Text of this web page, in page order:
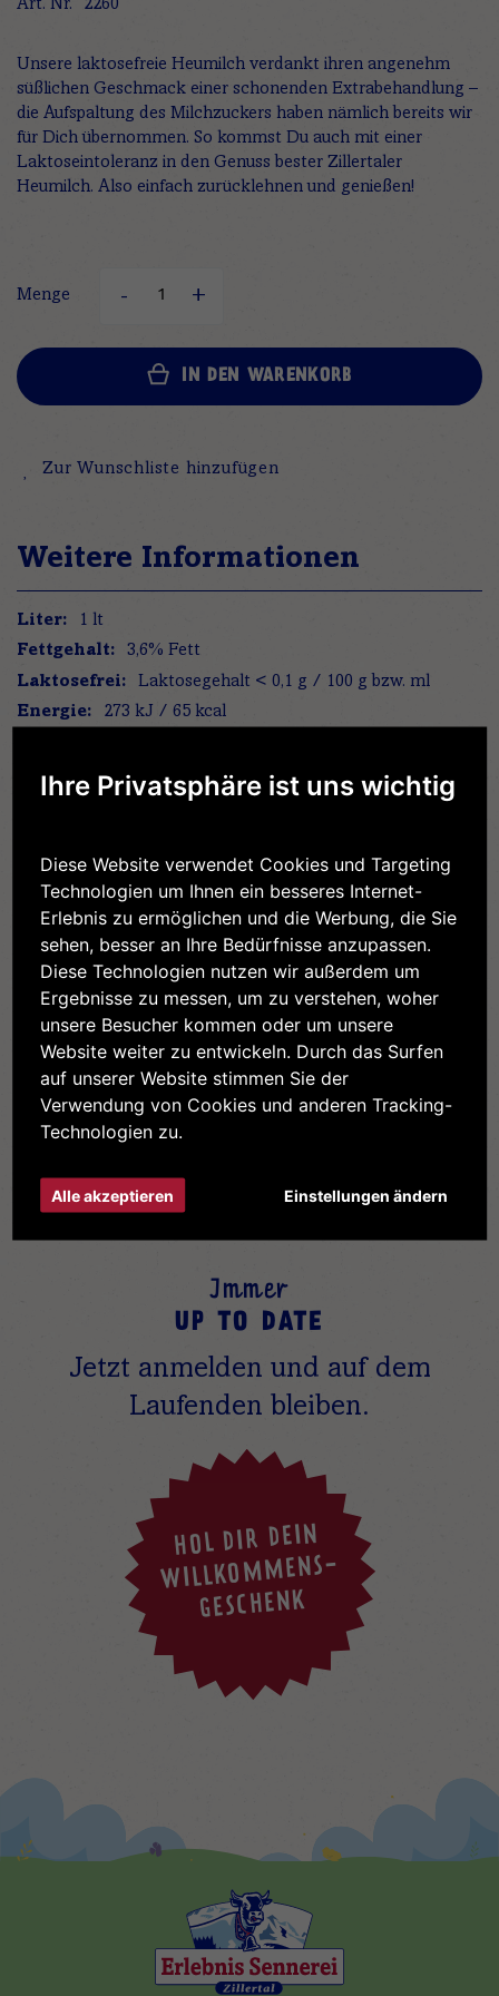
Ihre Privatsphäre ist uns wichtig
Diese Website verwendet Cookies und Targeting
Technologien um Ihnen ein besseres Internet-
Erlebnis zu ermöglichen und die Werbung, die Sie
sehen, besser an Ihre Bedürfnisse anzupassen.
Diese Technologien nutzen wir außerdem um
Ergebnisse zu messen, um zu verstehen, woher
unsere Besucher kommen oder um unsere
Website weiter zu entwickeln. Durch das Surfen
auf unserer Website stimmen Sie der
Verwendung von Cookies und anderen Tracking-
Technologien zu.
Alle akzeptieren Einstellungen ändern
Art. Nr.
2260
Unsere laktosefreie Heumilch verdankt ihren angenehm
süßlichen Geschmack einer schonenden Extrabehandlung –
die Aufspaltung des Milchzuckers haben nämlich bereits wir
für Dich übernommen. So kommst Du auch mit einer
Laktoseintoleranz in den Genuss bester Zillertaler
Heumilch. Also einfach zurücklehnen und genießen!
Menge
IN DEN WARENKORB
Zur Wunschliste hinzufügen
Weitere Informationen
Weitere
Informationen
1 lt
3,6% Fett
273 kJ / 65 kcal
2,4 g
4,8 g
3,4 g
0,08 g
Verwandte Produkte
Immer
UP TO DATE
Jetzt anmelden und auf dem
Laufenden bleiben.
HOL DIR DEIN
WILLKOMMENS-
GESCHENK